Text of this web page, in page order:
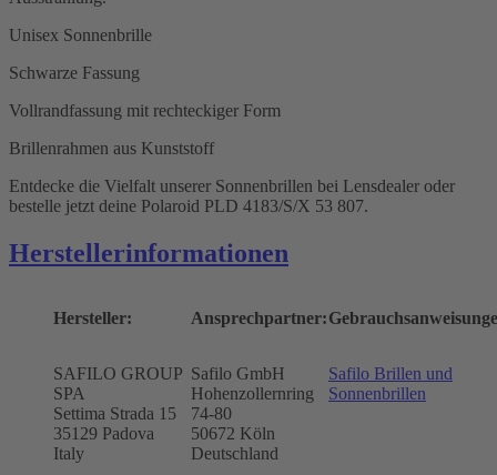
Unisex Sonnenbrille
Schwarze Fassung
Vollrandfassung mit rechteckiger Form
Brillenrahmen aus Kunststoff
Entdecke die Vielfalt unserer Sonnenbrillen bei Lensdealer oder
bestelle jetzt deine Polaroid PLD 4183/S/X 53 807.
Herstellerinformationen
Hersteller:
SAFILO GROUP
SPA
Settima Strada 15
35129 Padova
Italy
Ansprechpartner:
Safilo GmbH
Hohenzollernring
74-80
50672 Köln
Deutschland
Safilo Brillen und
Sonnenbrillen